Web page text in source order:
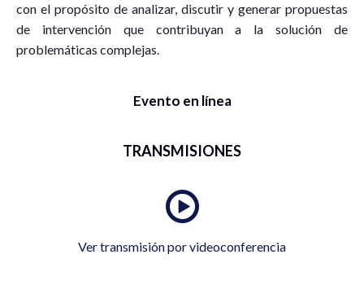
con el propósito de analizar, discutir y generar propuestas
de intervención que contribuyan a la solución de
problemáticas complejas.
Evento en línea
TRANSMISIONES
Ver transmisión por videoconferencia